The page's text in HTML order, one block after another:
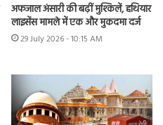
अफजाल अंसारी की बढ़ीं मुश्किलें, हथियार
लाइसेंस मामले में एक और मुकदमा दर्ज
29 July 2026 - 10:15 AM